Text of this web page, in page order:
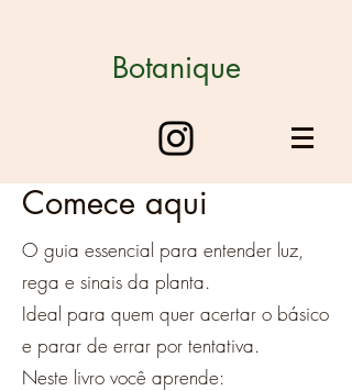
Botanique
Comece aqui
O guia essencial para entender luz,
rega e sinais da planta.
Ideal para quem quer acertar o básico
e parar de errar por tentativa.
Neste livro você aprende: